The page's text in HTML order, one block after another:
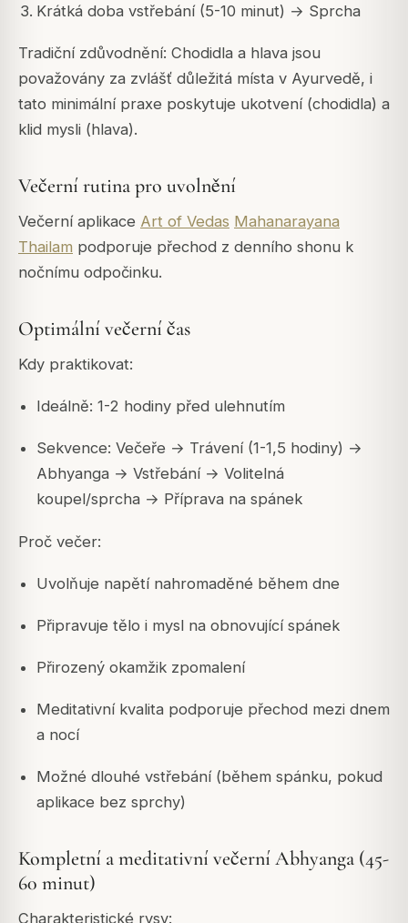
Krátká doba vstřebání (5-10 minut) → Sprcha
Tradiční zdůvodnění: Chodidla a hlava jsou
považovány za zvlášť důležitá místa v Ayurvedě, i
tato minimální praxe poskytuje ukotvení (chodidla) a
klid mysli (hlava).
Večerní rutina pro uvolnění
Večerní aplikace Art of Vedas Mahanarayana
Thailam podporuje přechod z denního shonu k
nočnímu odpočinku.
Optimální večerní čas
Kdy praktikovat:
Ideálně: 1-2 hodiny před ulehnutím
Sekvence: Večeře → Trávení (1-1,5 hodiny) →
Abhyanga → Vstřebání → Volitelná
koupel/sprcha → Příprava na spánek
Proč večer:
Uvolňuje napětí nahromaděné během dne
Připravuje tělo i mysl na obnovující spánek
Přirozený okamžik zpomalení
Meditativní kvalita podporuje přechod mezi dnem
a nocí
Možné dlouhé vstřebání (během spánku, pokud
aplikace bez sprchy)
Kompletní a meditativní večerní Abhyanga (45-
60 minut)
Charakteristické rysy: